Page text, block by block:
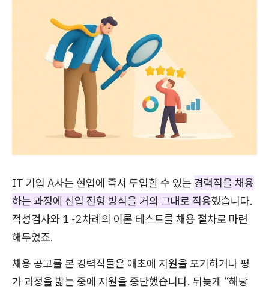
IT 기업 A사는 현업에 즉시 투입할 수 있는 경력직을 채용
하는 과정에 신입 전형 방식을 거의 그대로 적용했습니다.
적성검사와 1~2차례의 이론 테스트를 채용 절차로 마련
해두었죠.
채용 공고를 본 경력직들은 애초에 지원을 포기하거나 평
가 과정을 밟는 중에 지원을 중단했습니다. 뒤늦게 “해당